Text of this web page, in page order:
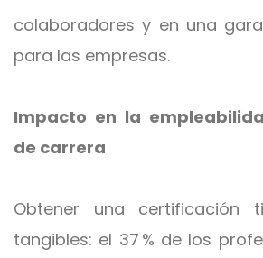
colaboradores y en una
para las empresas.
Impacto en la
de carrera
Obtener una certificación
tangibles: el 37 % de los